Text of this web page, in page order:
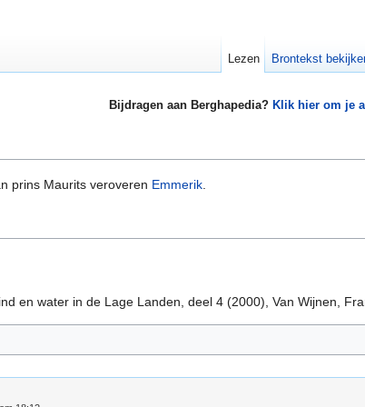
Bijdragen aan Berghapedia? Klik hier om je
prins Maurits veroveren Emmerik.
en water in de Lage Landen, deel 4 (2000), Van Wijnen,
Lezen Brontekst